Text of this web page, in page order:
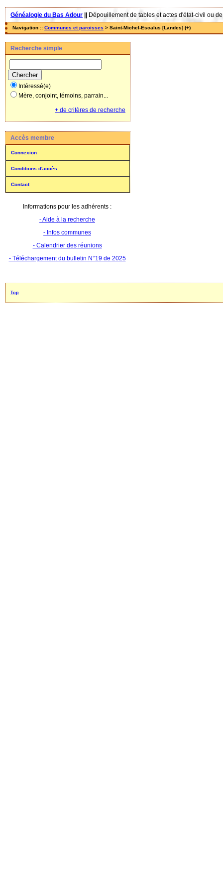
Généalogie du Bas Adour Dépouillement de tables et actes d'état-civil ou
Navigation :: Communes et paroisses > Saint-Michel-Escalus [Landes] (+)
Recherche simple
Intéressé(e)
Mère, conjoint, témoins, parrain...
+ de critères de recherche
Accès membre
Connexion
Conditions d'accès
Contact
Informations pour les adhérents :
- Aide à la recherche
- Infos communes
- Calendrier des réunions
- Téléchargement du bulletin N°19 de 2025
Top